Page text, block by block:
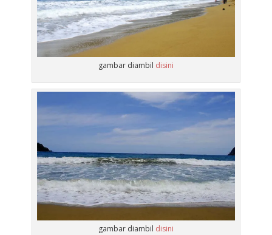
gambar diambil disini
gambar diambil disini